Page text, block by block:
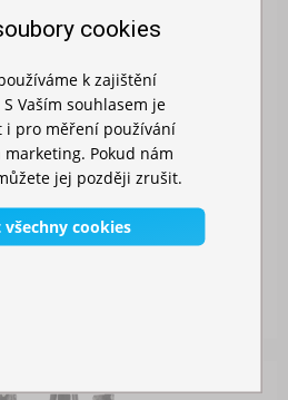
3X3M HLINÍKOVÝ
cookies
k zajištění
Vaším souhlasem je
i pro měření používání
Pokud nám
jej později zrušit.
cookies